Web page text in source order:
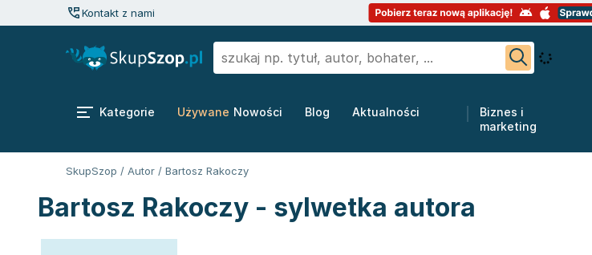
Kontakt z nami
Kategorie Używane Nowości Blog Aktualności
Biznes i
marketing
SkupSzop / Autor / Bartosz Rakoczy
Bartosz Rakoczy - sylwetka autora